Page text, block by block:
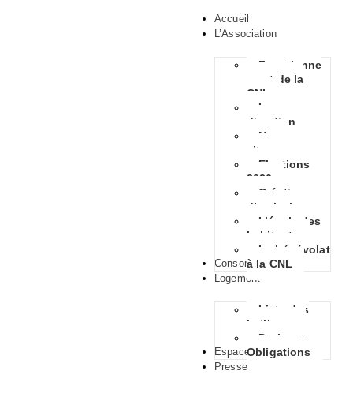
Accueil
L’Association
Fonctionne
ment de la
CNL
La
direction
Nous
situer
Elections
2026
Création
d’amicales
L’école des
habitants
Le bénévolat
à la CNL
Consommation
Logement
Liste des
bailleurs
Droits et
Obligations
Espace Habitants
Presse